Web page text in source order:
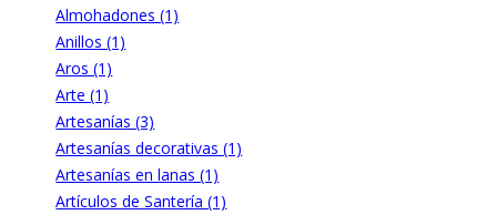
Almohadones (1)
Anillos (1)
Aros (1)
Arte (1)
Artesanías (3)
Artesanías decorativas (1)
Artesanías en lanas (1)
Artículos de Santería (1)